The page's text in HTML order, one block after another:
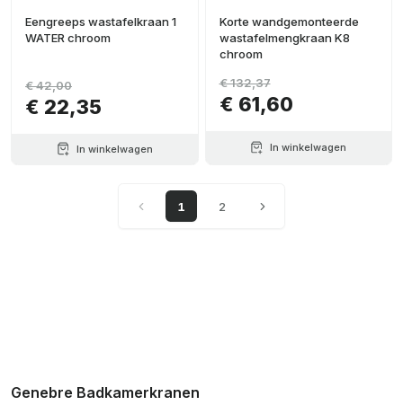
Eengreeps wastafelkraan 1
WATER chroom
€ 22,35
€ 42,00
In winkelwagen
Korte wandgemonteerde
wastafelmengkraan K8
chroom
€ 61,60
€ 132,37
In winkelwagen
1 2
Genebre Badkamerkranen